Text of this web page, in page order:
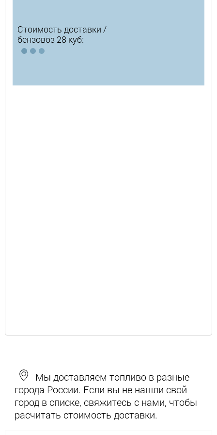
Стоимость доставки /
бензовоз 28 куб:
Мы доставляем топливо в разные
города России. Если вы не нашли свой
город в списке, свяжитесь с нами, чтобы
расчитать стоимость доставки.